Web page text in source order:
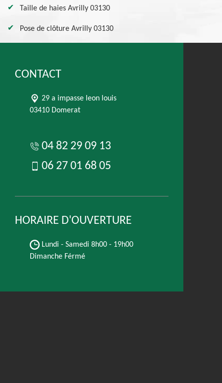
Taille de haies Avrilly 03130
Pose de clôture Avrilly 03130
CONTACT
29 a impasse leon louis
03410 Domerat
04 82 29 09 13
06 27 01 68 05
HORAIRE D'OUVERTURE
Lundi - Samedi 8h00 - 19h00
Dimanche Férmé